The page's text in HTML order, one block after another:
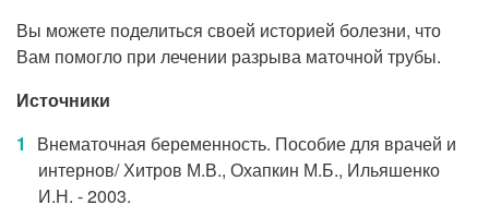
Вы можете поделиться своей историей болезни, что
Вам помогло при лечении разрыва маточной трубы.
Источники
Внематочная беременность. Пособие для врачей и
интернов/ Хитров М.В., Охапкин М.Б., Ильяшенко
И.Н. - 2003.